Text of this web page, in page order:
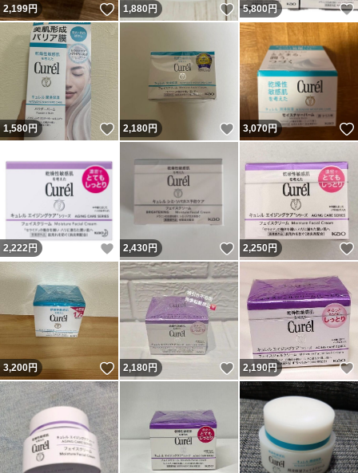
2,199円 いいね！
1,880円 いいね！
5,800円
1,580円 いいね！
2,180円 いいね！
3,070円
2,222円 いいね！
2,430円 いいね！
2,250円
3,200円 いいね！
2,180円 いいね！
2,190円